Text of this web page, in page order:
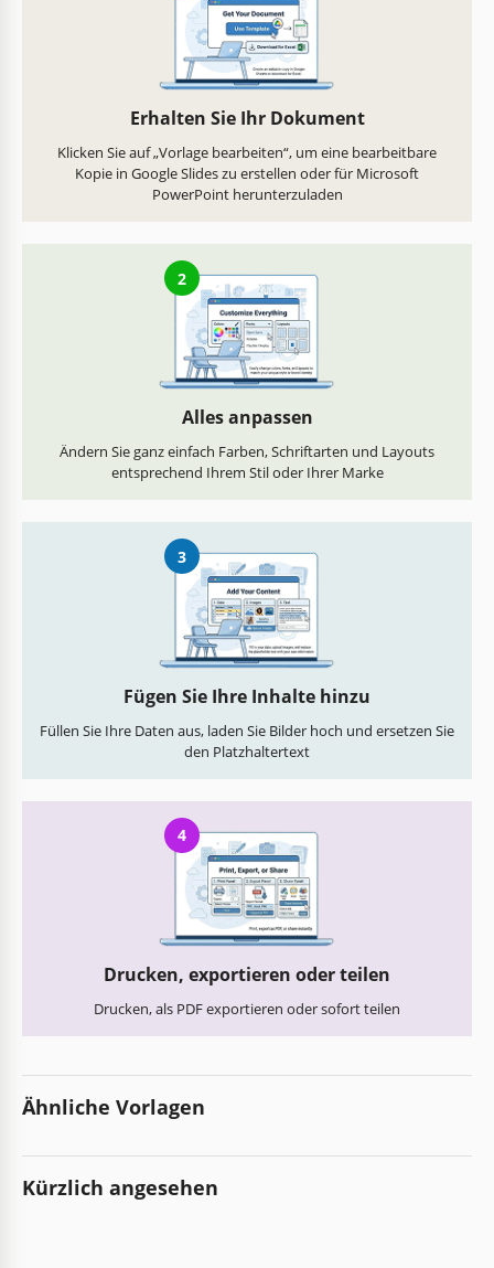
Erhalten Sie Ihr Dokument
Klicken Sie auf „Vorlage bearbeiten“, um eine bearbeitbare
Kopie in Google Slides zu erstellen oder für Microsoft
PowerPoint herunterzuladen
2
Alles anpassen
Ändern Sie ganz einfach Farben, Schriftarten und Layouts
entsprechend Ihrem Stil oder Ihrer Marke
3
Fügen Sie Ihre Inhalte hinzu
Füllen Sie Ihre Daten aus, laden Sie Bilder hoch und ersetzen Sie
den Platzhaltertext
4
Drucken, exportieren oder teilen
Drucken, als PDF exportieren oder sofort teilen
Ähnliche Vorlagen
Kürzlich angesehen